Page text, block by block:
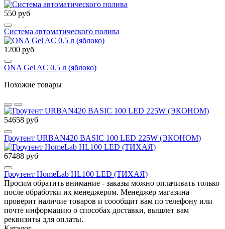
550 руб
Система автоматического полива
1200 руб
ONA Gel AC 0.5 л (яблоко)
Похожие товары
54658 руб
Гроутент URBAN420 BASIC 100 LED 225W (ЭКОНОМ)
67488 руб
Гроутент HomeLab HL100 LED (ТИХАЯ)
Просим обратить внимание - заказы можно оплачивать только
после обработки их менеджером. Менеджер магазина
проверит наличие товаров и соообщит вам по телефону или
почте информацию о способах доставки, вышлет вам
реквизиты для оплаты.